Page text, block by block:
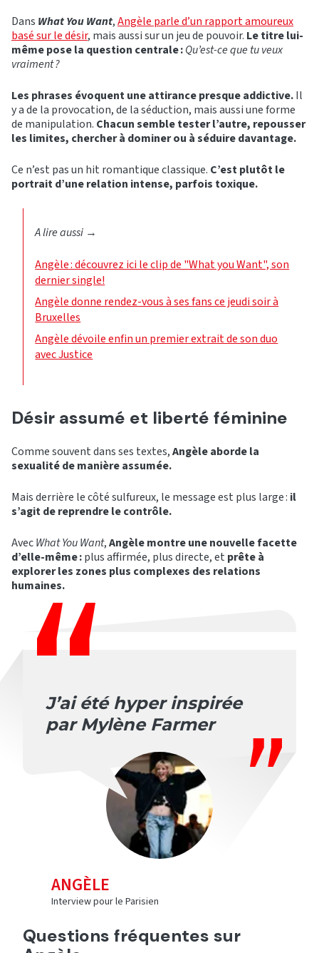
Dans What You Want,Angèle parle d’un rapport amoureux
basé sur le désir, mais aussi sur un jeu de pouvoir. Le titre lui-
même pose la question centrale :Qu’est-ce que tu veux
vraiment ?
Les phrases évoquent une attirance presque addictive.Il
y a de la provocation, de la séduction, mais aussi une forme
de manipulation. Chacun semble tester l’autre, repousser
les limites, chercher à dominer ou à séduire davantage.
Ce n’est pas un hit romantique classique. C’est plutôt le
portrait d’une relation intense, parfois toxique.
A lire aussi →
Angèle : découvrez ici le clip de "What you Want", son
dernier single!
Angèle donne rendez-vous à ses fans ce jeudi soir à
Bruxelles
Angèle dévoile enfin un premier extrait de son duo
avec Justice
Désir assumé et liberté féminine
Comme souvent dans ses textes,Angèle aborde la
sexualité de manière assumée.
Mais derrière le côté sulfureux, le message est plus large : il
s’agit de reprendre le contrôle.
AvecWhat You Want,Angèle montre une nouvelle facette
d’elle-même :plus affirmée, plus directe, et prête à
explorer les zones plus complexes des relations
humaines.
J’ai été hyper inspirée
par Mylène Farmer
ANGÈLE
Interview pour le Parisien
Questions fréquentes sur